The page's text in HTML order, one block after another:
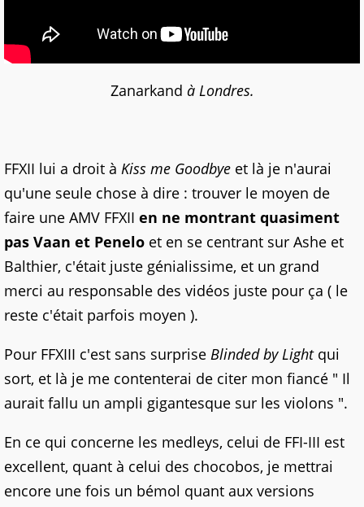
Zanarkand à Londres.
FFXII lui a droit à Kiss me Goodbye et là je n'aurai
qu'une seule chose à dire : trouver le moyen de
faire une AMV FFXII en ne montrant quasiment
pas Vaan et Penelo et en se centrant sur Ashe et
Balthier, c'était juste génialissime, et un grand
merci au responsable des vidéos juste pour ça ( le
reste c'était parfois moyen ).
Pour FFXIII c'est sans surprise Blinded by Light qui
sort, et là je me contenterai de citer mon fiancé " Il
aurait fallu un ampli gigantesque sur les violons ".
En ce qui concerne les medleys, celui de FFI-III est
excellent, quant à celui des chocobos, je mettrai
encore une fois un bémol quant aux versions